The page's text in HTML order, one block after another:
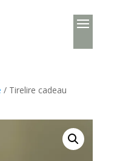
/ Tirelire cadeau